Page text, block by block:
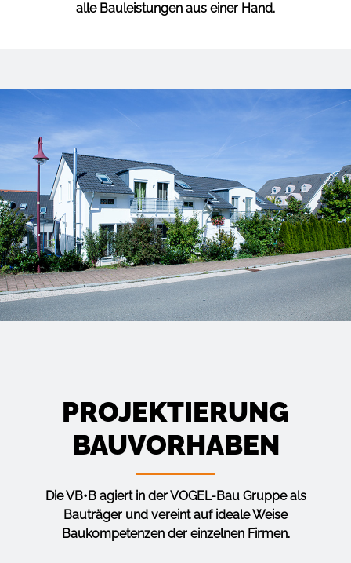
alle Bauleistungen aus einer Hand.
PROJEKTIERUNG
BAUVORHABEN
Die VB•B agiert in der VOGEL-Bau Gruppe als
Bauträger und vereint auf ideale Weise
Baukompetenzen der einzelnen Firmen.